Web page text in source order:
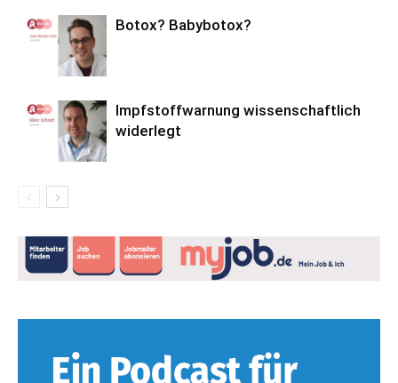
Botox? Babybotox?
Impfstoffwarnung wissenschaftlich
widerlegt